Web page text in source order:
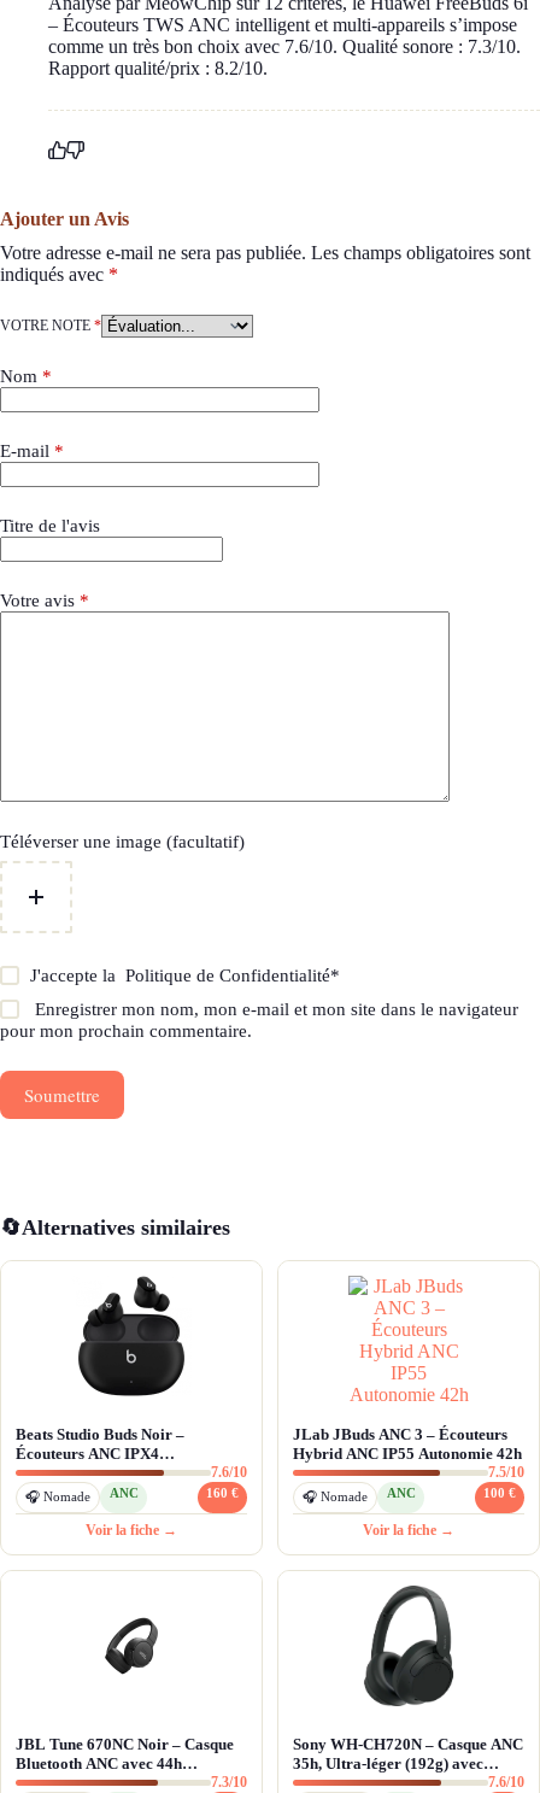
– Écouteurs TWS ANC intelligent et multi-appareils s’impose
comme un très bon choix avec 7.6/10. Qualité sonore : 7.3/10.
Rapport qualité/prix : 8.2/10.
Ajouter un Avis
Votre adresse e-mail ne sera pas publiée. Les champs obligatoires sont
indiqués avec *
VOTRE NOTE *
Nom *
E-mail *
Titre de l'avis
Votre avis *
Téléverser une image (facultatif)
J'accepte laPolitique de Confidentialité*
Enregistrer mon nom, mon e-mail et mon site dans le navigateur
pour mon prochain commentaire.
Soumettre
🔄Alternatives similaires
Beats Studio Buds Noir –
Écouteurs ANC IPX4
Multiplateforme et Appels Clairs
7.6/10
🎧 Nomade ANC 160 €
Voir la fiche →
JLab JBuds ANC 3 – Écouteurs
Hybrid ANC IP55 Autonomie 42h
7.5/10
🎧 Nomade ANC 100 €
Voir la fiche →
JBL Tune 670NC Noir – Casque
Bluetooth ANC avec 44h
d'autonomie
7.3/10
Sony WH-CH720N – Casque ANC
35h, Ultra-léger (192g) avec
Processeur V1
7.6/10